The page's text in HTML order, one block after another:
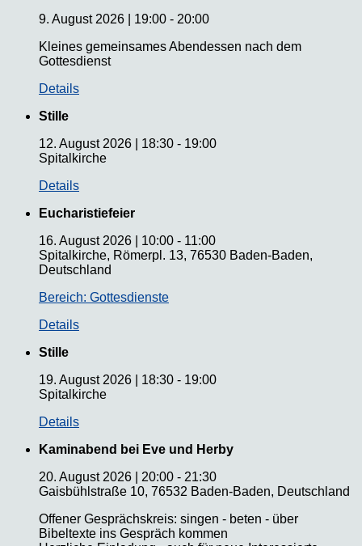
9. August 2026
19:00 - 20:00
Kleines gemeinsames Abendessen nach dem
Gottesdienst
Details
Stille
12. August 2026
18:30 - 19:00
Spitalkirche
Details
Eucharistiefeier
16. August 2026
10:00 - 11:00
Spitalkirche, Römerpl. 13, 76530 Baden-Baden,
Deutschland
Bereich: Gottesdienste
Details
Stille
19. August 2026
18:30 - 19:00
Spitalkirche
Details
Kaminabend bei Eve und Herby
20. August 2026
20:00 - 21:30
Gaisbühlstraße 10, 76532 Baden-Baden, Deutschland
Offener Gesprächskreis: singen - beten - über
Bibeltexte ins Gespräch kommen